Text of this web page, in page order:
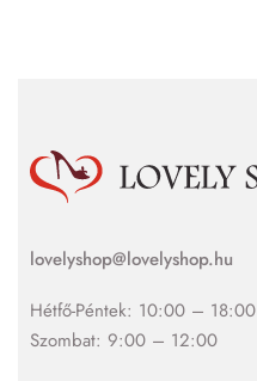
lovelyshop@lovelyshop.hu
Hétfő-Péntek: 10:00 – 18:00
Szombat: 9:00 – 12:00